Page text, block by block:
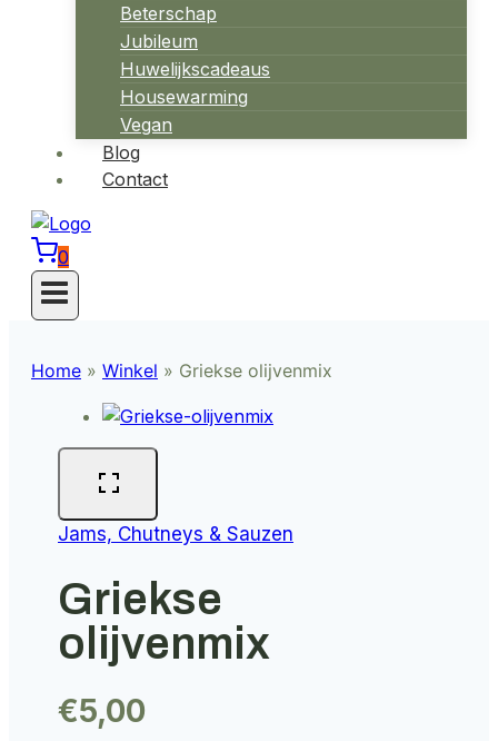
Beterschap
Jubileum
Huwelijkscadeaus
Housewarming
Vegan
Blog
Contact
0
Home » Winkel » Griekse olijvenmix
Jams, Chutneys & Sauzen
Griekse
olijvenmix
€5,00